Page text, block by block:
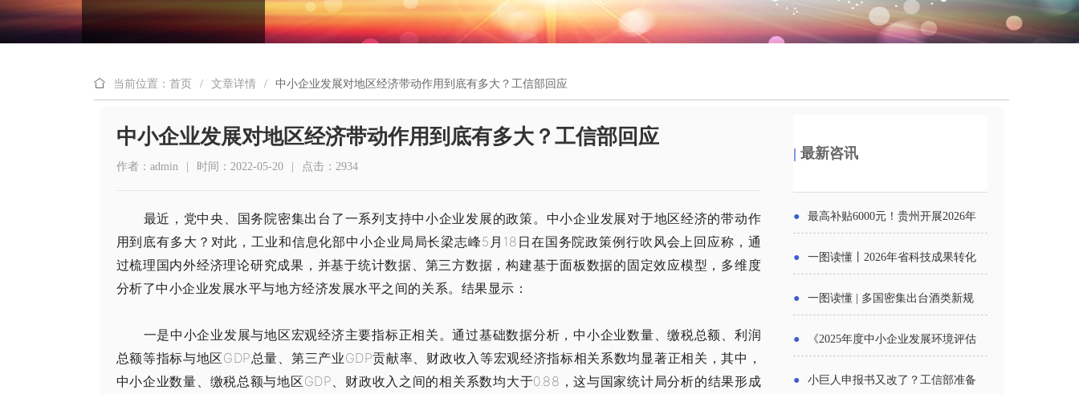
当前位置：首页 / 文章详情 / 中小企业发展对地区经济带动作用到底有多大？工信部回应
中小企业发展对地区经济带动作用到底有多大？工信部回应
作者：admin | 时间：2022-05-20 | 点击：2934
最近，党中央、国务院密集出台了一系列支持中小企业发展的政策。中小企业发展对于地区经济的带动作
用到底有多大？对此，工业和信息化部中小企业局局长梁志峰5月18日在国务院政策例行吹风会上回应称，通
过梳理国内外经济理论研究成果，并基于统计数据、第三方数据，构建基于面板数据的固定效应模型，多维度
分析了中小企业发展水平与地方经济发展水平之间的关系。结果显示：
一是中小企业发展与地区宏观经济主要指标正相关。通过基础数据分析，中小企业数量、缴税总额、利润
总额等指标与地区GDP总量、第三产业GDP贡献率、财政收入等宏观经济指标相关系数均显著正相关，其中，
中小企业数量、缴税总额与地区GDP、财政收入之间的相关系数均大于0.88，这与国家统计局分析的结果形成
|最新咨讯
● 最高补贴6000元！贵州开展2026年
● 一图读懂丨2026年省科技成果转化
● 一图读懂 | 多国密集出台酒类新规
● 《2025年度中小企业发展环境评估
● 小巨人申报书又改了？工信部准备